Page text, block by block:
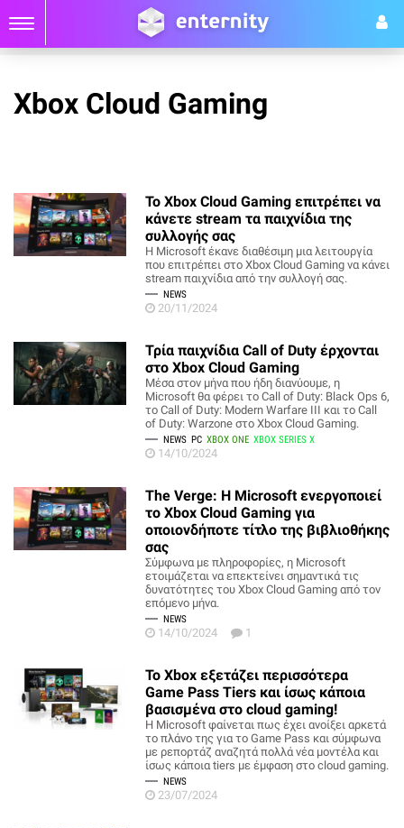
Xbox Cloud Gaming
To Xbox Cloud Gaming επιτρέπει να
κάνετε stream τα παιχνίδια της
συλλογής σας
Η Microsoft έκανε διαθέσιμη μια λειτουργία
που επιτρέπει στο Xbox Cloud Gaming να κάνει
stream παιχνίδια από την συλλογή σας.
NEWS
20/11/2024
Τρία παιχνίδια Call of Duty έρχονται
στο Xbox Cloud Gaming
Μέσα στον μήνα που ήδη διανύουμε, η
Microsoft θα φέρει το Call of Duty: Black Ops 6,
το Call of Duty: Modern Warfare III και το Call
of Duty: Warzone στο Xbox Cloud Gaming.
NEWS PC XBOX ONE XBOX SERIES X
14/10/2024
The Verge: Η Microsoft ενεργοποιεί
το Xbox Cloud Gaming για
οποιονδήποτε τίτλο της βιβλιοθήκης
σας
Σύμφωνα με πληροφορίες, η Microsoft
ετοιμάζεται να επεκτείνει σημαντικά τις
δυνατότητες του Xbox Cloud Gaming από τον
επόμενο μήνα.
NEWS
14/10/2024 1
Το Xbox εξετάζει περισσότερα
Game Pass Tiers και ίσως κάποια
βασισμένα στο cloud gaming!
Η Microsoft φαίνεται πως έχει ανοίξει αρκετά
το πλάνο της για το Game Pass και σύμφωνα
με ρεπορτάζ αναζητά πολλά νέα μοντέλα και
ίσως κάποια tiers με έμφαση στο cloud gaming.
NEWS
23/07/2024